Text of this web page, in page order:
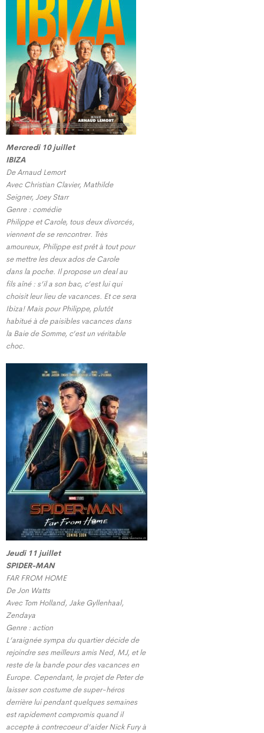
Mercredi 10 juillet
IBIZA
De Arnaud Lemort
Avec Christian Clavier, Mathilde
Seigner, Joey Starr
Genre : comédie
Philippe et Carole, tous deux divorcés,
viennent de se rencontrer. Très
amoureux, Philippe est prêt à tout pour
se mettre les deux ados de Carole
dans la poche. Il propose un deal au
fils aîné : s’il a son bac, c’est lui qui
choisit leur lieu de vacances. Et ce sera
Ibiza! Mais pour Philippe, plutôt
habitué à de paisibles vacances dans
la Baie de Somme, c’est un véritable
choc.
Jeudi 11 juillet
SPIDER-MAN
FAR FROM HOME
De Jon Watts
Avec Tom Holland, Jake Gyllenhaal,
Zendaya
Genre : action
L’araignée sympa du quartier décide de
rejoindre ses meilleurs amis Ned, MJ, et le
reste de la bande pour des vacances en
Europe. Cependant, le projet de Peter de
laisser son costume de super-héros
derrière lui pendant quelques semaines
est rapidement compromis quand il
accepte à contrecoeur d’aider Nick Fury à